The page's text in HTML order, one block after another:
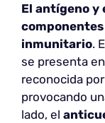
El antígeno y
inmunitario.
se presenta
reconocida
provocando
lado, el